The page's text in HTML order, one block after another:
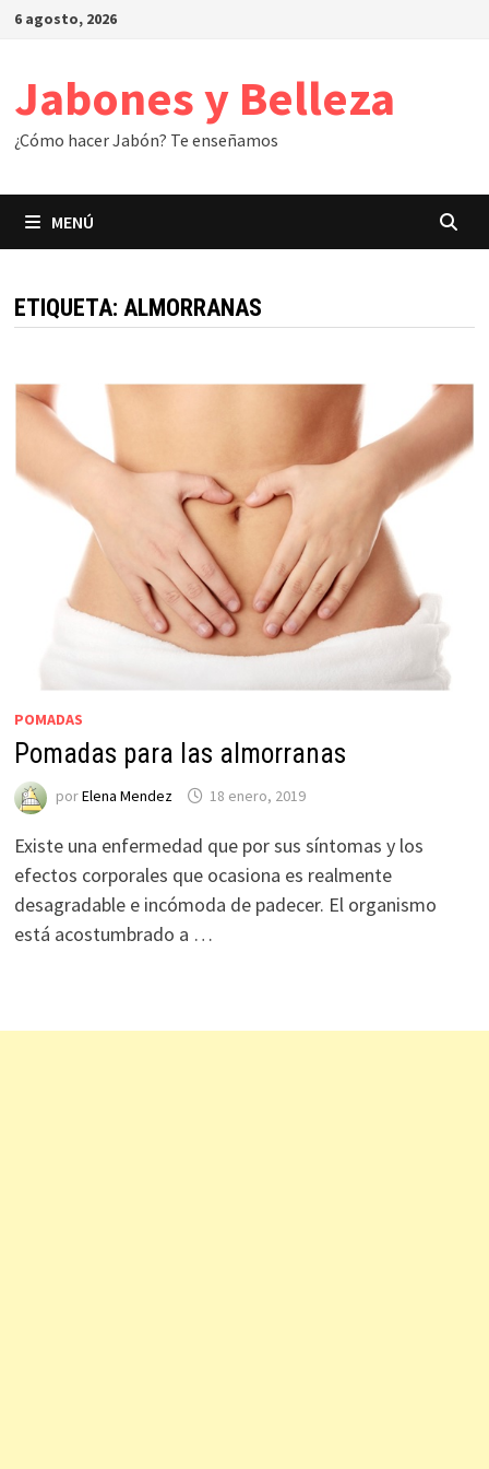
Saltar
6 agosto, 2026
Jabones y Belleza
¿Cómo hacer Jabón? Te enseñamos
MENÚ
ETIQUETA: ALMORRANAS
POMADAS
Pomadas para las almorranas
porElena Mendez 18 enero, 2019
Existe una enfermedad que por sus síntomas y los
efectos corporales que ocasiona es realmente
desagradable e incómoda de padecer. El organismo
está acostumbrado a …